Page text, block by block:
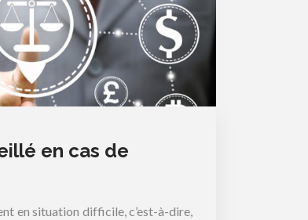
en cas de
en situation difficile, c’est-à-dire,